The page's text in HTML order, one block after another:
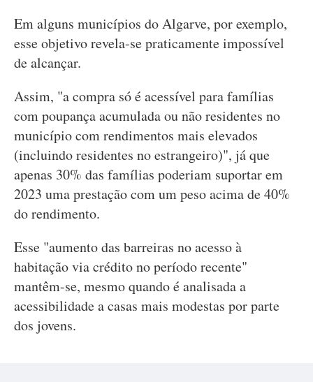
Em alguns municípios do Algarve, por exemplo,
esse objetivo revela-se praticamente impossível
de alcançar.
Assim, "a compra só é acessível para famílias
com poupança acumulada ou não residentes no
município com rendimentos mais elevados
(incluindo residentes no estrangeiro)", já que
apenas 30% das famílias poderiam suportar em
2023 uma prestação com um peso acima de 40%
do rendimento.
Esse "aumento das barreiras no acesso à
habitação via crédito no período recente"
mantêm-se, mesmo quando é analisada a
acessibilidade a casas mais modestas por parte
dos jovens.